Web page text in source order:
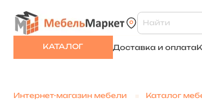
КАТАЛОГ Доставка и оплата
Интернет-магазин мебели Каталог